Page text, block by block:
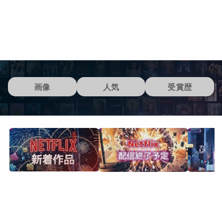
画像 人気 受賞歴